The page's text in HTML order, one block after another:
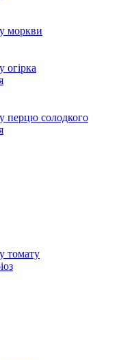
моркви
огірка
перцю солодкого
томату